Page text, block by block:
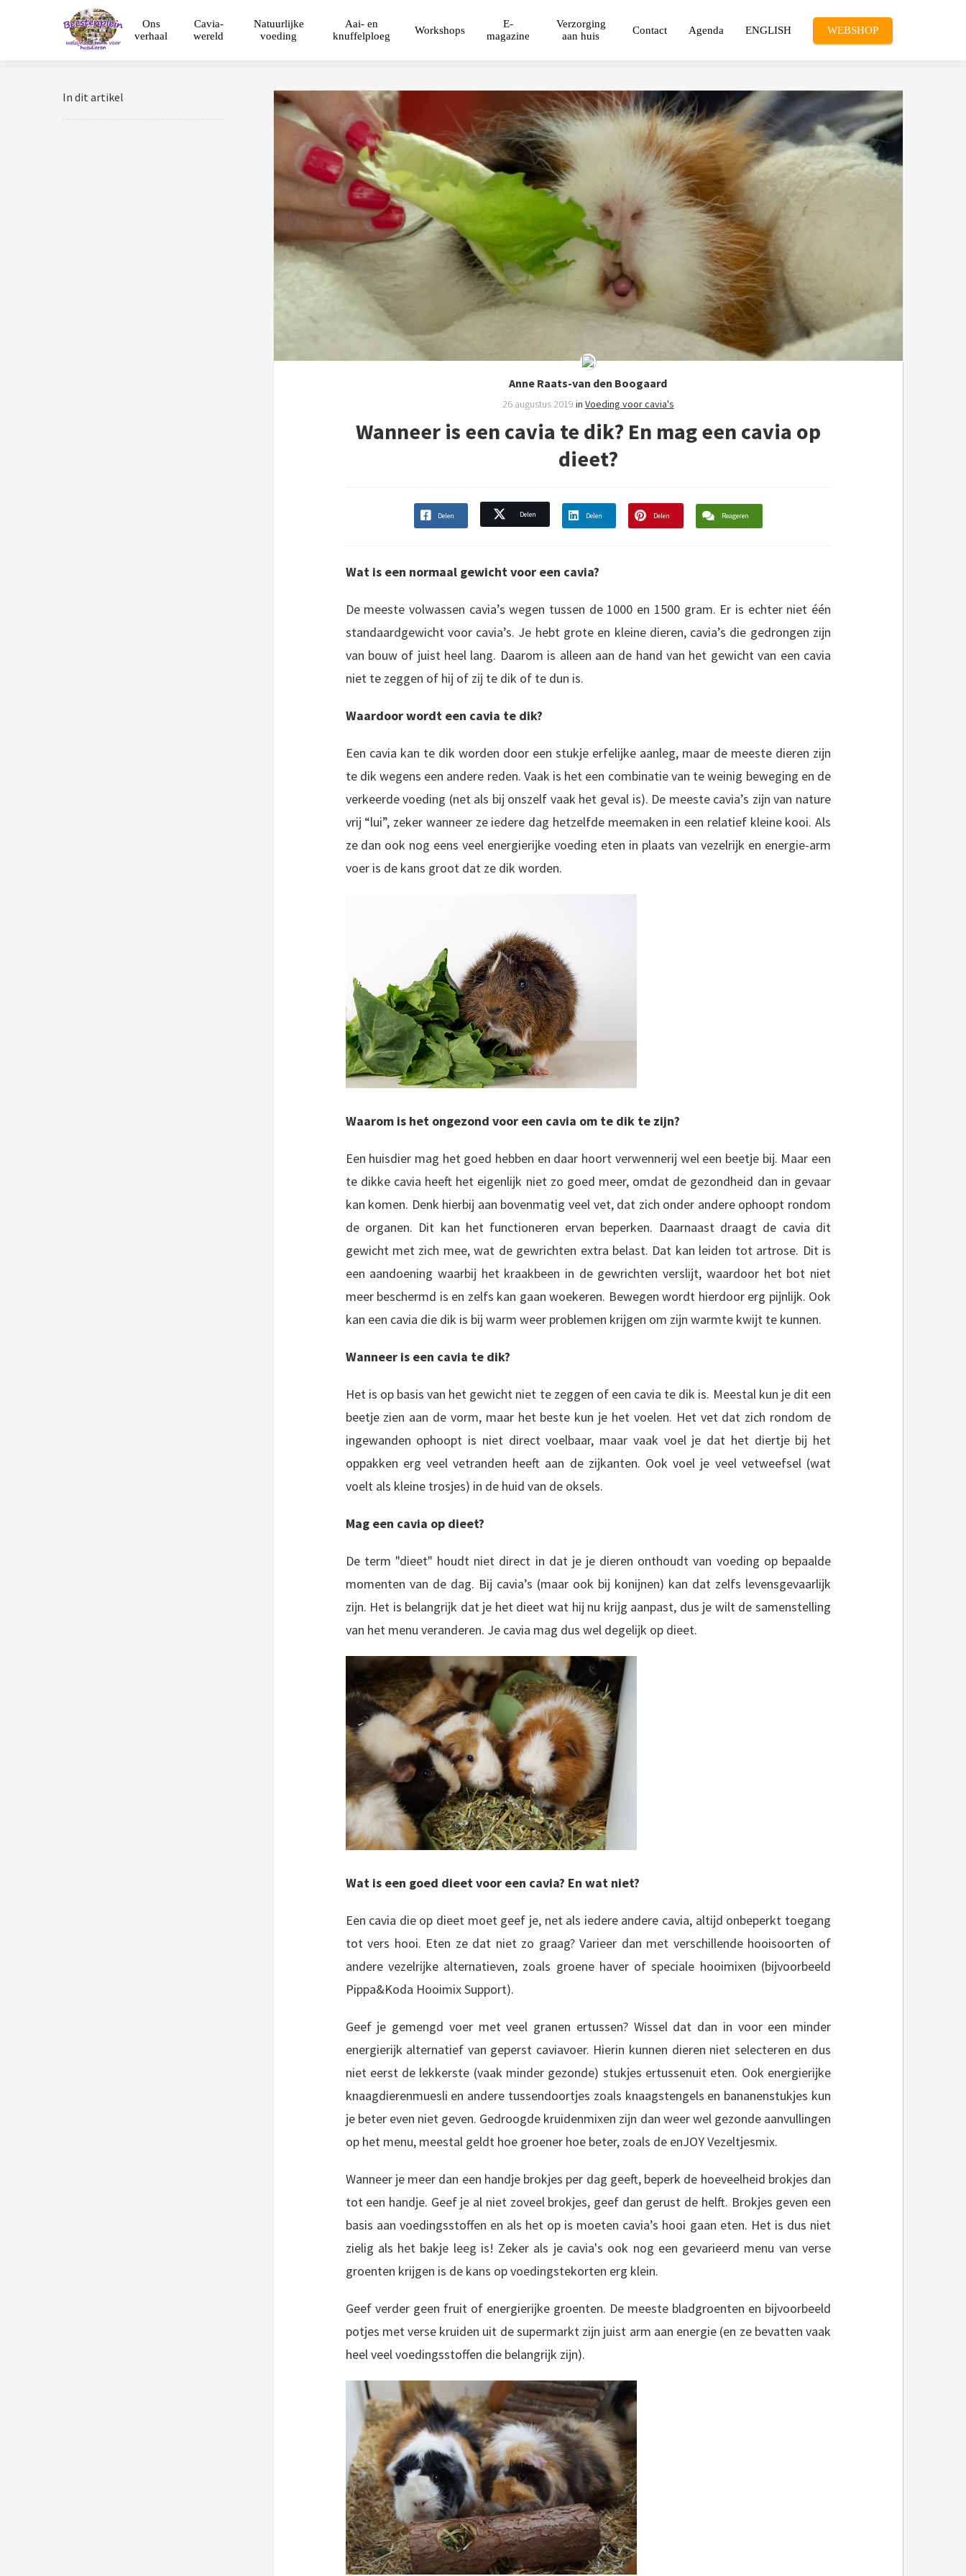
Ons
verhaal
Cavia-
wereld
Natuurlijke
voeding
Aai- en
knuffelploeg
Workshops
E-
magazine
Verzorging
aan huis
Contact Agenda ENGLISH WEBSHOP
In dit artikel
Anne Raats-van den Boogaard
26 augustus 2019 in Voeding voor cavia's
Wanneer is een cavia te dik? En mag een cavia op
dieet?
Delen Delen Delen Delen Reageren
Wat is een normaal gewicht voor een cavia?
De meeste volwassen cavia’s wegen tussen de 1000 en 1500 gram. Er is echter niet één
standaardgewicht voor cavia’s. Je hebt grote en kleine dieren, cavia’s die gedrongen zijn
van bouw of juist heel lang. Daarom is alleen aan de hand van het gewicht van een cavia
niet te zeggen of hij of zij te dik of te dun is.
Waardoor wordt een cavia te dik?
Een cavia kan te dik worden door een stukje erfelijke aanleg, maar de meeste dieren zijn
te dik wegens een andere reden. Vaak is het een combinatie van te weinig beweging en de
verkeerde voeding (net als bij onszelf vaak het geval is). De meeste cavia’s zijn van nature
vrij “lui”, zeker wanneer ze iedere dag hetzelfde meemaken in een relatief kleine kooi. Als
ze dan ook nog eens veel energierijke voeding eten in plaats van vezelrijk en energie-arm
voer is de kans groot dat ze dik worden.
Waarom is het ongezond voor een cavia om te dik te zijn?
Een huisdier mag het goed hebben en daar hoort verwennerij wel een beetje bij. Maar een
te dikke cavia heeft het eigenlijk niet zo goed meer, omdat de gezondheid dan in gevaar
kan komen. Denk hierbij aan bovenmatig veel vet, dat zich onder andere ophoopt rondom
de organen. Dit kan het functioneren ervan beperken. Daarnaast draagt de cavia dit
gewicht met zich mee, wat de gewrichten extra belast. Dat kan leiden tot artrose. Dit is
een aandoening waarbij het kraakbeen in de gewrichten verslijt, waardoor het bot niet
meer beschermd is en zelfs kan gaan woekeren. Bewegen wordt hierdoor erg pijnlijk. Ook
kan een cavia die dik is bij warm weer problemen krijgen om zijn warmte kwijt te kunnen.
Wanneer is een cavia te dik?
Het is op basis van het gewicht niet te zeggen of een cavia te dik is. Meestal kun je dit een
beetje zien aan de vorm, maar het beste kun je het voelen. Het vet dat zich rondom de
ingewanden ophoopt is niet direct voelbaar, maar vaak voel je dat het diertje bij het
oppakken erg veel vetranden heeft aan de zijkanten. Ook voel je veel vetweefsel (wat
voelt als kleine trosjes) in de huid van de oksels.
Mag een cavia op dieet?
De term "dieet" houdt niet direct in dat je je dieren onthoudt van voeding op bepaalde
momenten van de dag. Bij cavia’s (maar ook bij konijnen) kan dat zelfs levensgevaarlijk
zijn. Het is belangrijk dat je het dieet wat hij nu krijg aanpast, dus je wilt de samenstelling
van het menu veranderen. Je cavia mag dus wel degelijk op dieet.
Wat is een goed dieet voor een cavia? En wat niet?
Een cavia die op dieet moet geef je, net als iedere andere cavia, altijd onbeperkt toegang
tot vers hooi. Eten ze dat niet zo graag? Varieer dan met verschillende hooisoorten of
andere vezelrijke alternatieven, zoals groene haver of speciale hooimixen (bijvoorbeeld
Pippa&Koda Hooimix Support).
Geef je gemengd voer met veel granen ertussen? Wissel dat dan in voor een minder
energierijk alternatief van geperst caviavoer. Hierin kunnen dieren niet selecteren en dus
niet eerst de lekkerste (vaak minder gezonde) stukjes ertussenuit eten. Ook energierijke
knaagdierenmuesli en andere tussendoortjes zoals knaagstengels en bananenstukjes kun
je beter even niet geven. Gedroogde kruidenmixen zijn dan weer wel gezonde aanvullingen
op het menu, meestal geldt hoe groener hoe beter, zoals de enJOY Vezeltjesmix.
Wanneer je meer dan een handje brokjes per dag geeft, beperk de hoeveelheid brokjes dan
tot een handje. Geef je al niet zoveel brokjes, geef dan gerust de helft. Brokjes geven een
basis aan voedingsstoffen en als het op is moeten cavia’s hooi gaan eten. Het is dus niet
zielig als het bakje leeg is! Zeker als je cavia's ook nog een gevarieerd menu van verse
groenten krijgen is de kans op voedingstekorten erg klein.
Geef verder geen fruit of energierijke groenten. De meeste bladgroenten en bijvoorbeeld
potjes met verse kruiden uit de supermarkt zijn juist arm aan energie (en ze bevatten vaak
heel veel voedingsstoffen die belangrijk zijn).